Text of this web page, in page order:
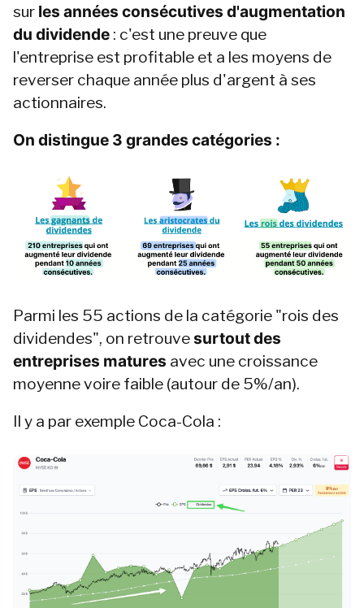
sur les années consécutives d'augmentation
du dividende : c'est une preuve que
l'entreprise est profitable et a les moyens de
reverser chaque année plus d'argent à ses
actionnaires.
On distingue 3 grandes catégories :
Parmi les 55 actions de la catégorie "rois des
dividendes", on retrouve surtout des
entreprises matures avec une croissance
moyenne voire faible (autour de 5%/an).
Il y a par exemple Coca-Cola :